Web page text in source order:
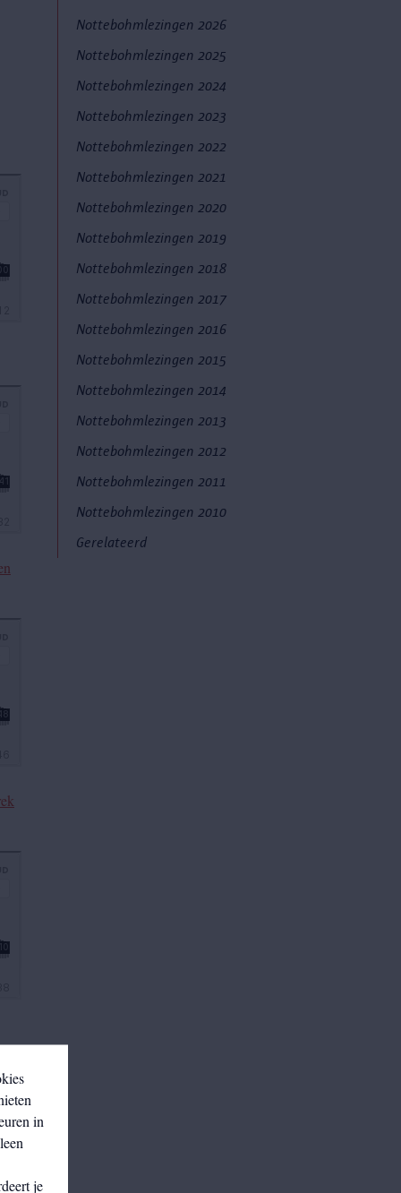
in
je
Nottebohmlezingen 2026
Nottebohmlezingen 2025
Nottebohmlezingen 2024
Nottebohmlezingen 2023
Nottebohmlezingen 2022
Nottebohmlezingen 2021
Nottebohmlezingen 2020
Nottebohmlezingen 2019
Nottebohmlezingen 2018
Nottebohmlezingen 2017
Nottebohmlezingen 2016
Nottebohmlezingen 2015
Nottebohmlezingen 2014
Nottebohmlezingen 2013
Nottebohmlezingen 2012
Nottebohmlezingen 2011
Nottebohmlezingen 2010
Gerelateerd